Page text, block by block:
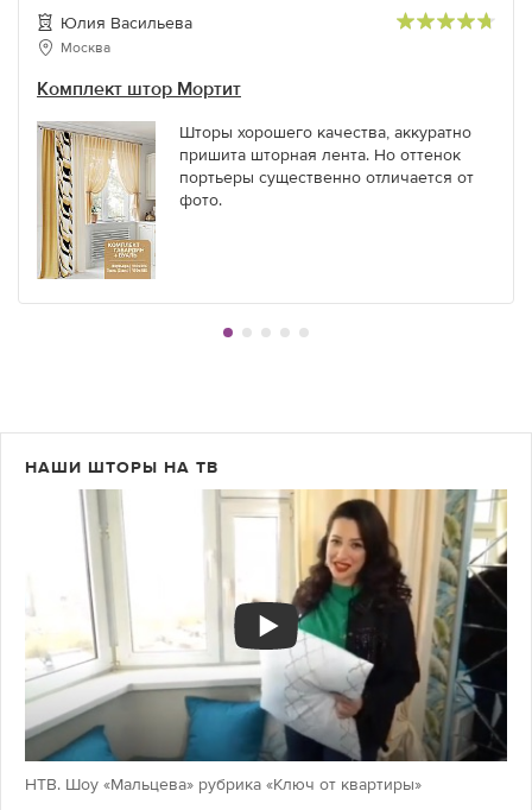
Юлия Васильева
Москва
Комплект штор Мортит
Шторы хорошего качества, аккуратно
пришита шторная лента. Но оттенок
портьеры существенно отличается от
фото.
НАШИ ШТОРЫ НА ТВ
НТВ. Шоу «Мальцева» рубрика «Ключ от квартиры»